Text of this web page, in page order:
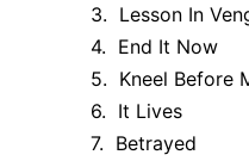
3. Lesson In
4. End It Now
5. Kneel Before
6. It Lives
7. Betrayed